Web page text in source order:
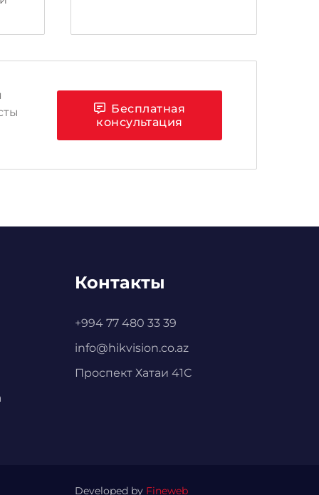
Бесплатная
консультация
Контакты
+994 77 480 33 39
info@hikvision.co.az
Проспект Хатаи 41С
Developed by Fineweb